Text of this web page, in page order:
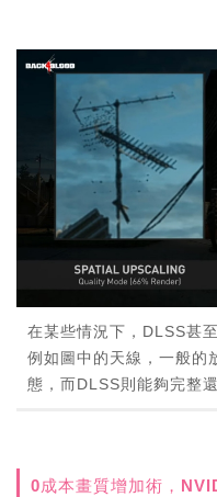
在某些情況下，DLSS甚
例如圖中的天線，一般的
態，而DLSS則能夠完整
0成本畫質增加術，